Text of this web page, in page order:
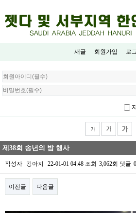
새글 회원가입 로
회
원
로
제38회 송년의 밤 행사
작성자 강아지 22-01-01 04:48 조회 3,062회 댓글
이전글 다음글
본문